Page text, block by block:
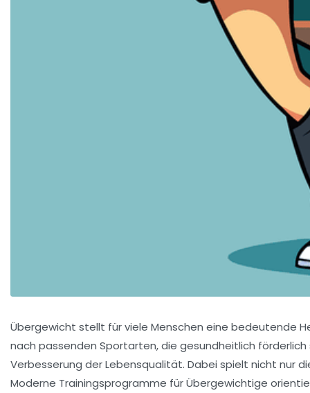
Übergewicht stellt für viele Menschen eine bedeutende
nach passenden Sportarten, die gesundheitlich
Verbesserung der Lebensqualität. Dabei spielt nicht nur
Moderne Trainingsprogramme für Übergewichtige